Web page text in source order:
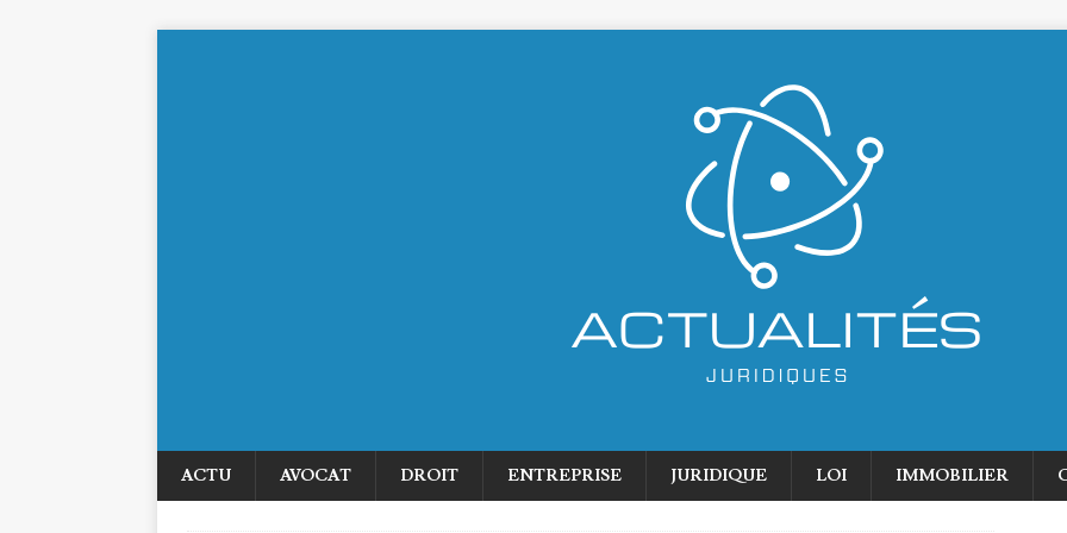
ACTU AVOCAT DROIT ENTREPRISE JURIDIQUE LOI IMMOBILIER